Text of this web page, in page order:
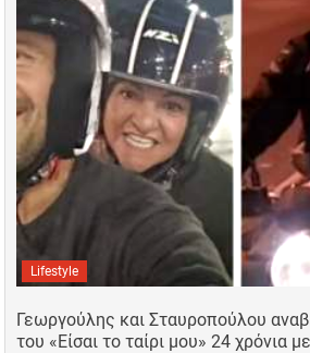
Lifestyle
Γεωργούλης και Σταυροπούλου
του «Είσαι το ταίρι μου» 24 χρόνια